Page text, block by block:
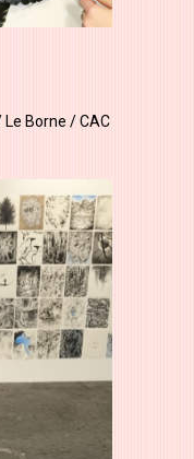
Borne / CAC